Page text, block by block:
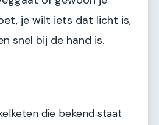
je wilt iets dat licht is,
snel bij de hand is.
die bekend staat